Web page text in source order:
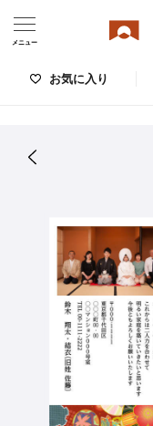
お気に入り
メニュー
デザインをみる
価格
お支払い方法
出荷日・配送
ご利用ガイド
年賀家族について